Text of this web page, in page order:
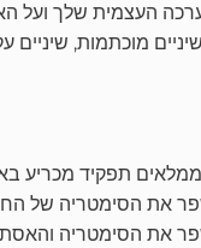
העצמית שלך ועל
מוכתמות, שיניים
תפקיד מכריע
את הסימטריה של
את הסימטריה